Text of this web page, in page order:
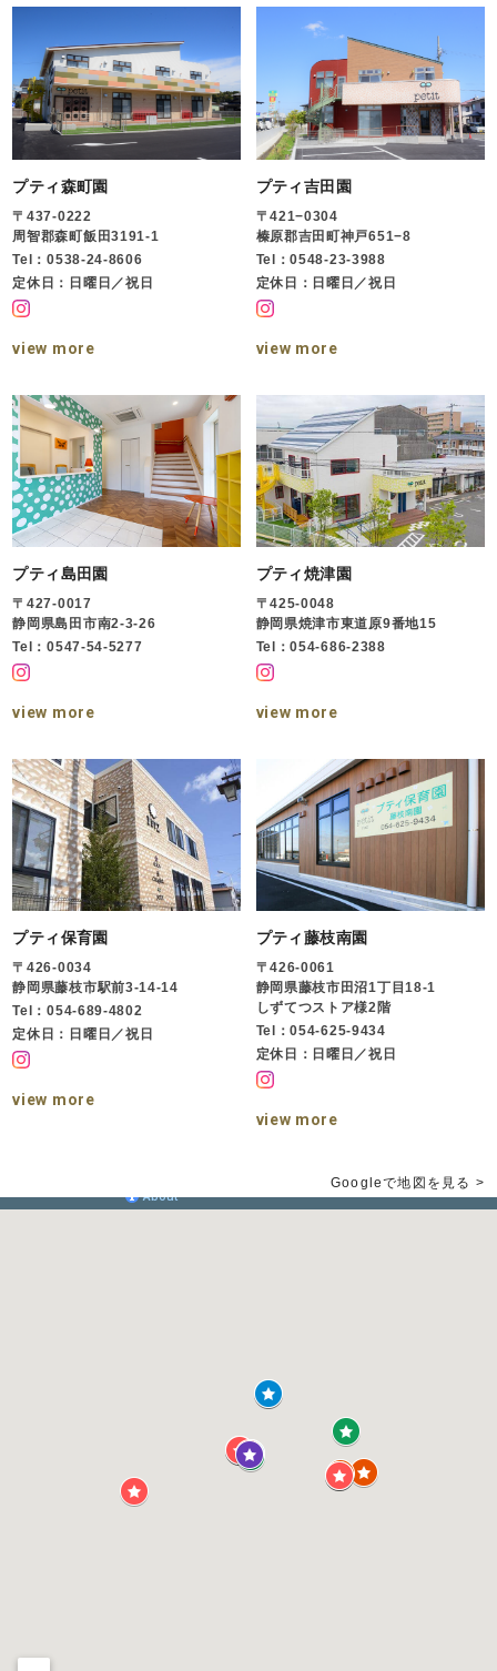
プティ森町園
〒437-0222
周智郡森町飯田3191-1
Tel：0538-24-8606
定休日：日曜日／祝日
view more
プティ吉田園
〒421−0304
榛原郡吉田町神戸651−8
Tel：0548-23-3988
定休日：日曜日／祝日
view more
プティ島田園
〒427-0017
静岡県島田市南2-3-26
Tel：0547-54-5277
view more
プティ焼津園
〒425-0048
静岡県焼津市東道原9番地15
Tel：054-686-2388
view more
プティ保育園
〒426-0034
静岡県藤枝市駅前3-14-14
Tel：054-689-4802
定休日：日曜日／祝日
view more
プティ藤枝南園
〒426-0061
静岡県藤枝市田沼1丁目18-1
しずてつストア様2階
Tel：054-625-9434
定休日：日曜日／祝日
view more
Googleで地図を見る >